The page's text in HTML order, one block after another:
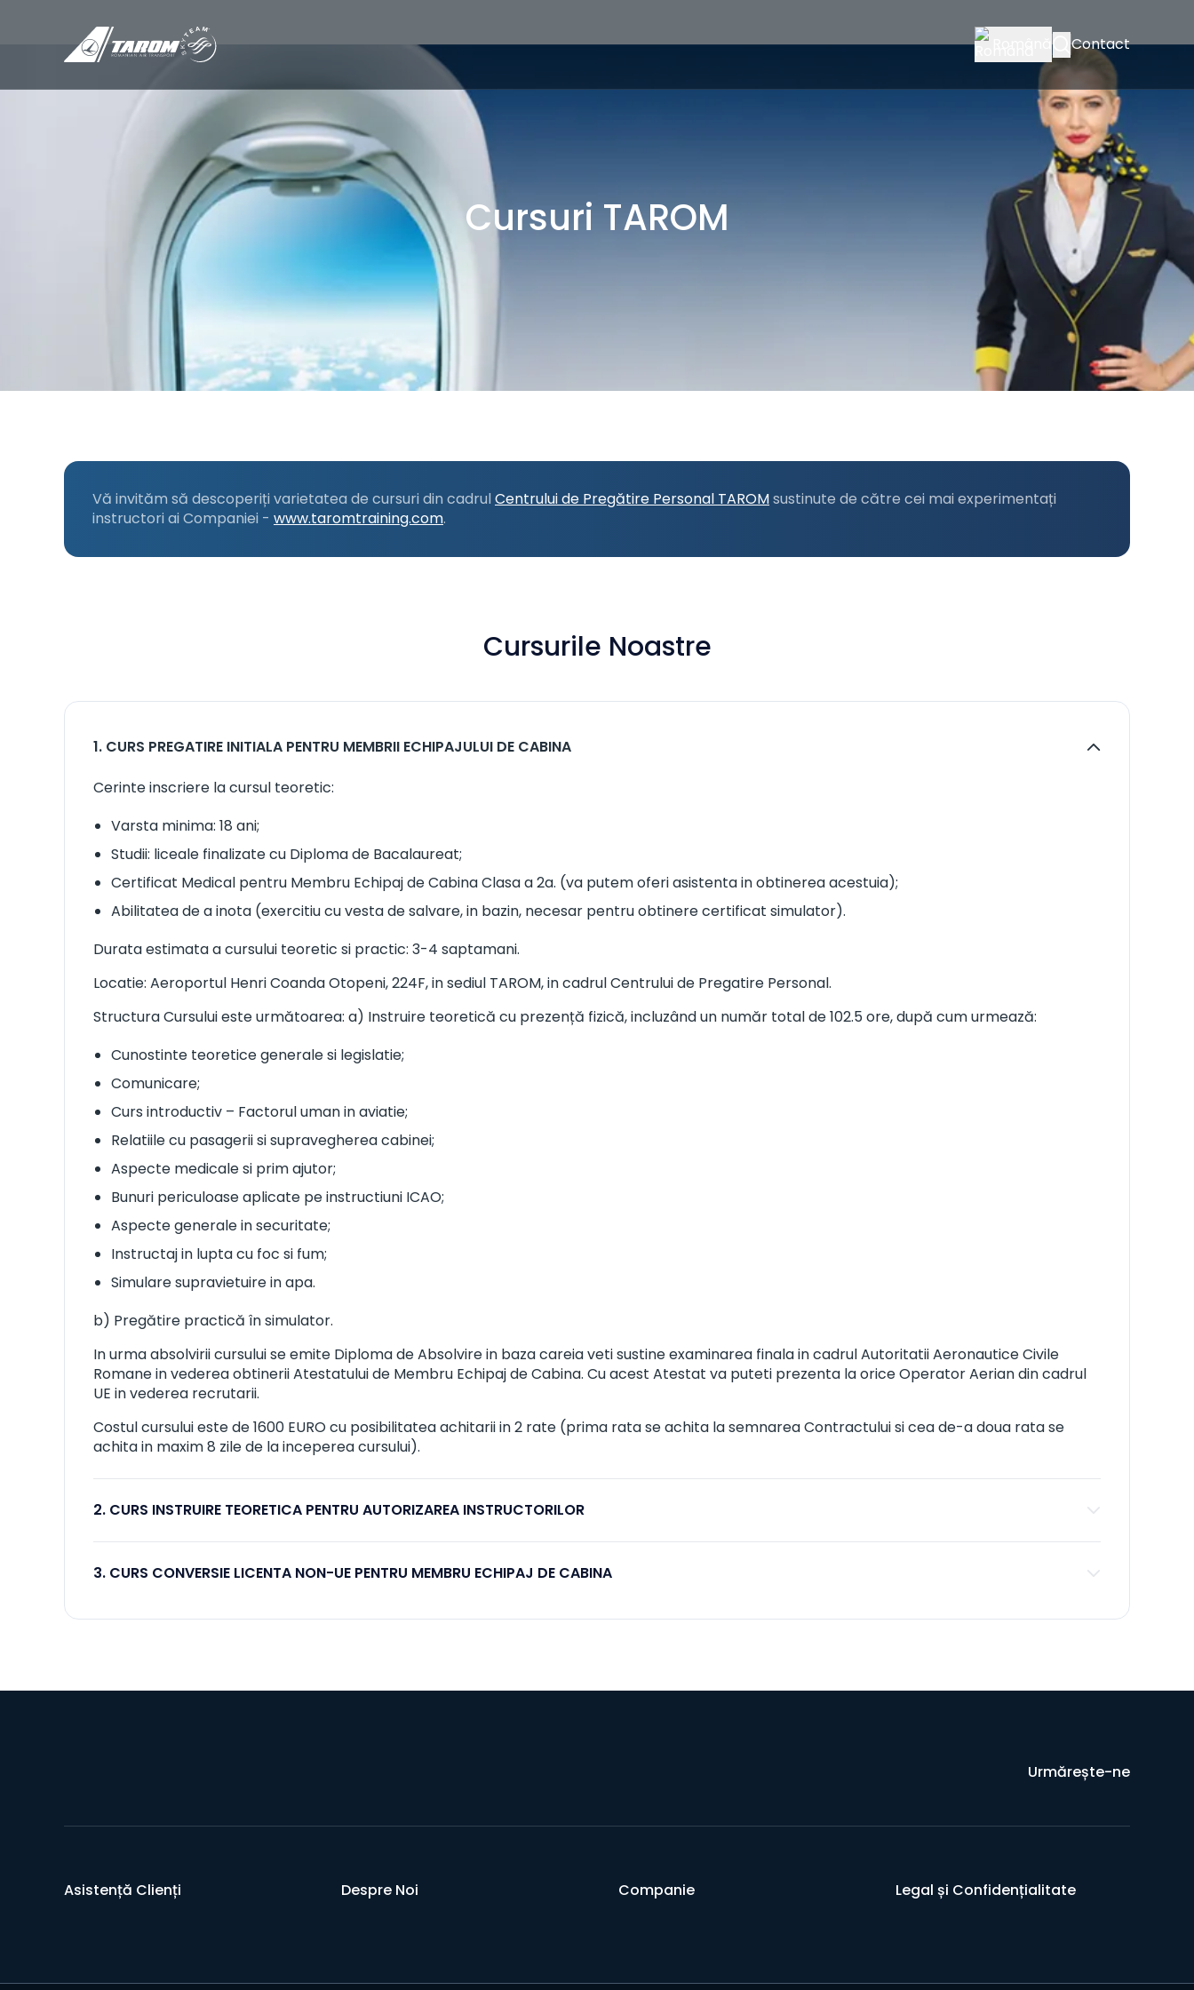
Contact
Cursuri TAROM
Cursuri TAROM
Vă invităm să descoperiți varietatea de cursuri din cadrulCentrului de Pregătire Personal TAROMsustinute de către cei mai experimentați
instructori ai Companiei - www.taromtraining.com.
Cursurile Noastre
1. CURS PREGATIRE INITIALA PENTRU MEMBRII ECHIPAJULUI DE CABINA
Cerinte inscriere la cursul teoretic:
Varsta minima: 18 ani;
Studii: liceale finalizate cu Diploma de Bacalaureat;
Certificat Medical pentru Membru Echipaj de Cabina Clasa a 2a. (va putem oferi asistenta in obtinerea acestuia);
Abilitatea de a inota (exercitiu cu vesta de salvare, in bazin, necesar pentru obtinere certificat simulator).
Durata estimata a cursului teoretic si practic: 3-4 saptamani.
Locatie: Aeroportul Henri Coanda Otopeni, 224F, in sediul TAROM, in cadrul Centrului de Pregatire Personal.
Structura Cursului este următoarea: a) Instruire teoretică cu prezență fizică, incluzând un număr total de 102.5 ore, după cum urmează:
Cunostinte teoretice generale si legislatie;
Comunicare;
Curs introductiv – Factorul uman in aviatie;
Relatiile cu pasagerii si supravegherea cabinei;
Aspecte medicale si prim ajutor;
Bunuri periculoase aplicate pe instructiuni ICAO;
Aspecte generale in securitate;
Instructaj in lupta cu foc si fum;
Simulare supravietuire in apa.
b) Pregătire practică în simulator.
In urma absolvirii cursului se emite Diploma de Absolvire in baza careia veti sustine examinarea finala in cadrul Autoritatii Aeronautice Civile
Romane in vederea obtinerii Atestatului de Membru Echipaj de Cabina. Cu acest Atestat va puteti prezenta la orice Operator Aerian din cadrul
UE in vederea recrutarii.
Costul cursului este de 1600 EURO cu posibilitatea achitarii in 2 rate (prima rata se achita la semnarea Contractului si cea de-a doua rata se
achita in maxim 8 zile de la inceperea cursului).
2. CURS INSTRUIRE TEORETICA PENTRU AUTORIZAREA INSTRUCTORILOR
3. CURS CONVERSIE LICENTA NON-UE PENTRU MEMBRU ECHIPAJ DE CABINA
Urmărește-ne
Asistență Clienți Despre Noi Companie Legal și Confidențialitate